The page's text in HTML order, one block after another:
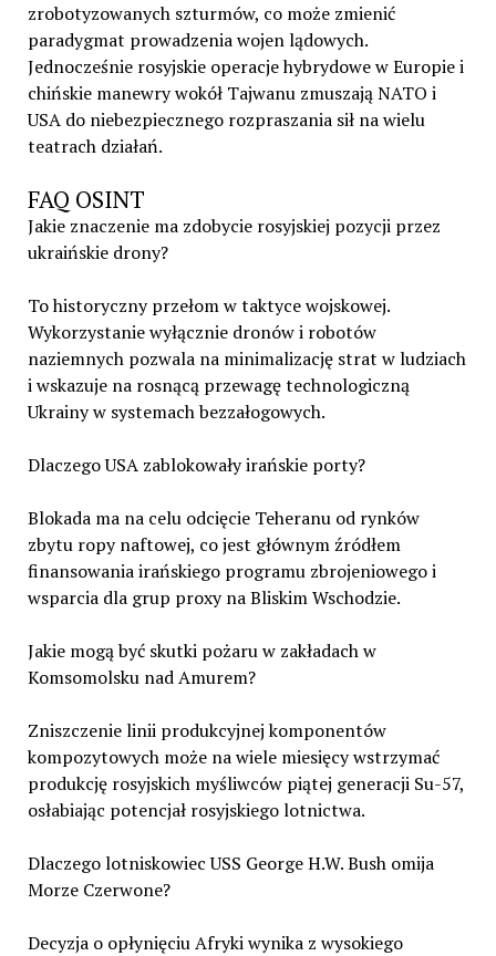
zrobotyzowanych szturmów, co może zmienić
paradygmat prowadzenia wojen lądowych.
Jednocześnie rosyjskie operacje hybrydowe w Europie i
chińskie manewry wokół Tajwanu zmuszają NATO i
USA do niebezpiecznego rozpraszania sił na wielu
teatrach działań.
FAQ OSINT
Jakie znaczenie ma zdobycie rosyjskiej pozycji przez
ukraińskie drony?
To historyczny przełom w taktyce wojskowej.
Wykorzystanie wyłącznie dronów i robotów
naziemnych pozwala na minimalizację strat w ludziach
i wskazuje na rosnącą przewagę technologiczną
Ukrainy w systemach bezzałogowych.
Dlaczego USA zablokowały irańskie porty?
Blokada ma na celu odcięcie Teheranu od rynków
zbytu ropy naftowej, co jest głównym źródłem
finansowania irańskiego programu zbrojeniowego i
wsparcia dla grup proxy na Bliskim Wschodzie.
Jakie mogą być skutki pożaru w zakładach w
Komsomolsku nad Amurem?
Zniszczenie linii produkcyjnej komponentów
kompozytowych może na wiele miesięcy wstrzymać
produkcję rosyjskich myśliwców piątej generacji Su-57,
osłabiając potencjał rosyjskiego lotnictwa.
Dlaczego lotniskowiec USS George H.W. Bush omija
Morze Czerwone?
Decyzja o opłynięciu Afryki wynika z wysokiego